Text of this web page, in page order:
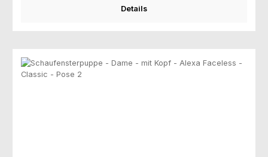
Details